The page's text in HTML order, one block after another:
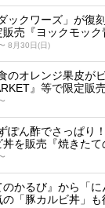
ックワーズ」が復
販売『ヨックモック
8月30日(日)
のオレンジ果皮が
』等で限定販
ぽん酢でさっぱり
を販売『焼きたて
のかるび』から「
の「豚カルビ丼」も